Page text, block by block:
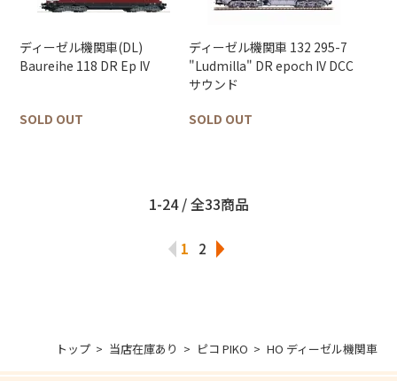
ディーゼル機関車(DL)
Baureihe 118 DR Ep IV
SOLD OUT
ディーゼル機関車 132 295-7
"Ludmilla" DR epoch IV DCC
サウンド
SOLD OUT
1-24 / 全33商品
1 2
トップ 当店在庫あり ピコ PIKO HO ディーゼル機関車